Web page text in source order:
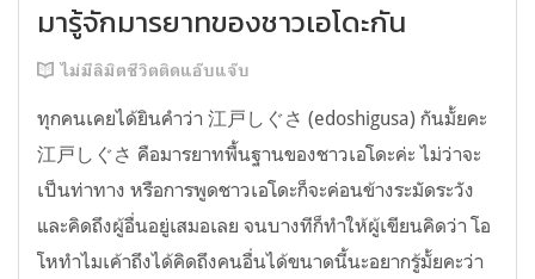
มารู้จักมารยาทของชาวเอโดะกัน
ไม่มีลิมิตชีวิตติดแอ๊บแจ๊บ
ทุกคนเคยได้ยินคำว่า 江戸しぐさ (edoshigusa) กันมั้ยคะ
江戸しぐさ คือมารยาทพื้นฐานของชาวเอโดะค่ะ ไม่ว่าจะ
เป็นท่าทาง หรือการพูดชาวเอโดะก็จะค่อนข้างระมัดระวัง
และคิดถึงผู้อื่นอยู่เสมอเลย จนบางทีก็ทำให้ผู้เขียนคิดว่า โอ
โหทำไมเค้าถึงได้คิดถึงคนอื่นได้ขนาดนี้นะอยากรู้มั้ยคะว่า